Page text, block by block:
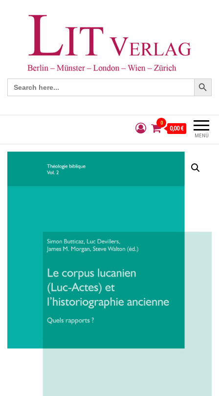
Search
for:
Search Button
MENÜ
0
0,00 €